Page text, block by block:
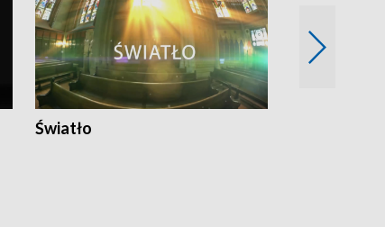
Światło